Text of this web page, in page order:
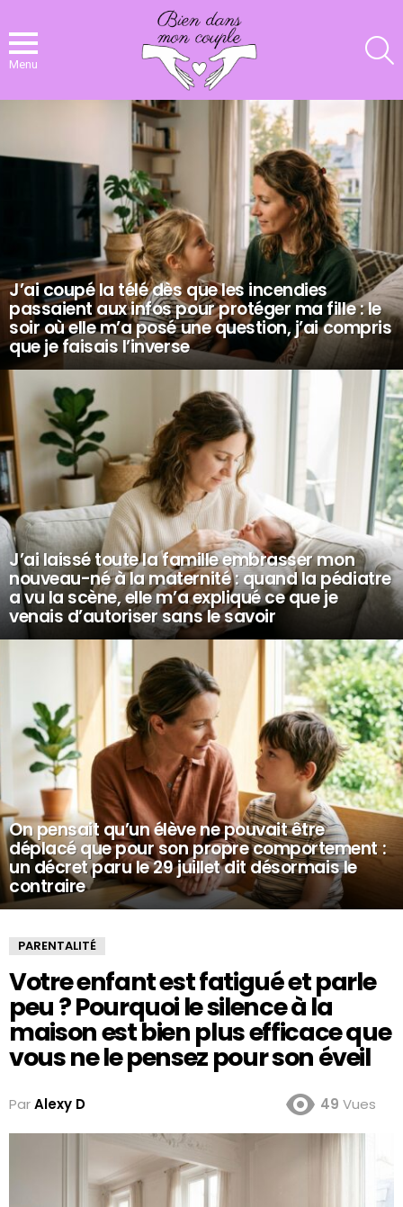
Menu
J’ai coupé la télé dès que les incendies
passaient aux infos pour protéger ma fille : le
soir où elle m’a posé une question, j’ai compris
que je faisais l’inverse
J’ai laissé toute la famille embrasser mon
nouveau-né à la maternité : quand la pédiatre
a vu la scène, elle m’a expliqué ce que je
venais d’autoriser sans le savoir
On pensait qu’un élève ne pouvait être
déplacé que pour son propre comportement :
un décret paru le 29 juillet dit désormais le
contraire
PARENTALITÉ
Votre enfant est fatigué et parle
peu ? Pourquoi le silence à la
maison est bien plus efficace que
vous ne le pensez pour son éveil
ParAlexy D 49 Vues